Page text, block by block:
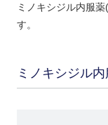
ミノキシジル内服
す。
ミノキシジル